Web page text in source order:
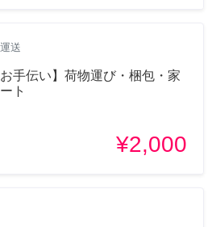
送
手伝い】荷物運び・梱包・家
ト
¥2,000